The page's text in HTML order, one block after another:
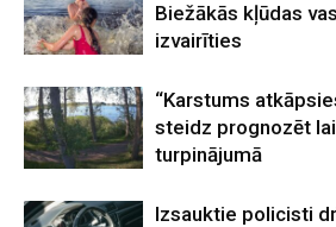
Biežākās kļūdas
izvairīties
“Karstums
steidz prognozēt
turpinājumā
Izsauktie policisti